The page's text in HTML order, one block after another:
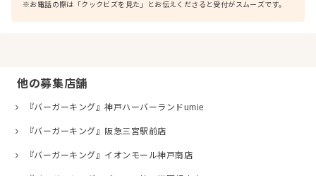
※お電話の際は「クックビズを見た」とお伝えくださると受付がスムーズです。
他の募集店舗
『バーガーキング』神戸ハーバーランドumie
『バーガーキング』阪急三宮駅前店
『バーガーキング』イオンモール神戸南店